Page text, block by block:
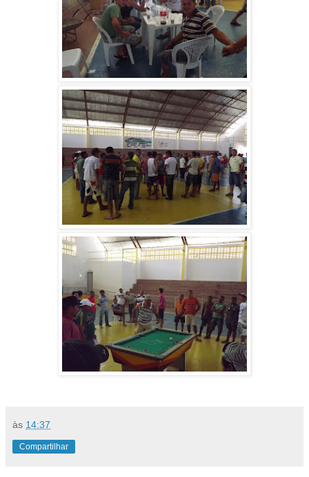
às 14:37
Compartilhar